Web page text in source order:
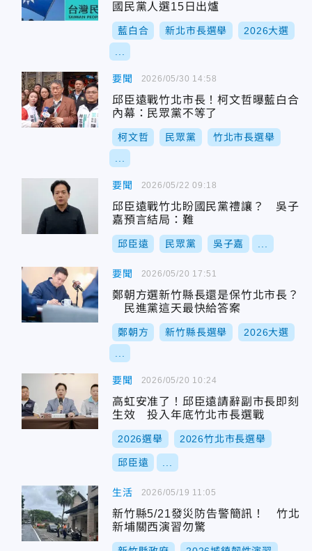
國民黨人選15日出爐
藍白合 新北市長選舉 2026大選
要聞
邱臣遠戰竹北市長！柯文哲曝藍白合
內幕：民眾黨不等了
柯文哲 民眾黨 竹北市長選舉
2026/05/30 14:58
要聞
邱臣遠戰竹北盼國民黨禮讓？ 吳子
嘉預言結局：難
邱臣遠 民眾黨 吳子嘉
2026/05/22 09:18
要聞
鄭朝方選新竹縣長還是保竹北市長？
民進黨這天最快給答案
鄭朝方 新竹縣長選舉 2026大選
2026/05/20 17:51
要聞
高虹安准了！邱臣遠請辭副市長即刻
生效 投入年底竹北市長選戰
2026選舉 2026竹北市長選舉
邱臣遠
2026/05/20 10:24
生活
新竹縣5/21發災防告警簡訊！ 竹北
新埔關西演習勿驚
2026/05/19 11:05